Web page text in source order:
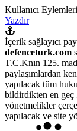
Kullanıcı Eylemleri
Yazdır
İçerik sağlayıcı
defenceturk.com
T.C.Knın 125.
paylaşımlardan
yapılacak tüm
bildirdikten en
yönetmelikler
yapılacak ve site